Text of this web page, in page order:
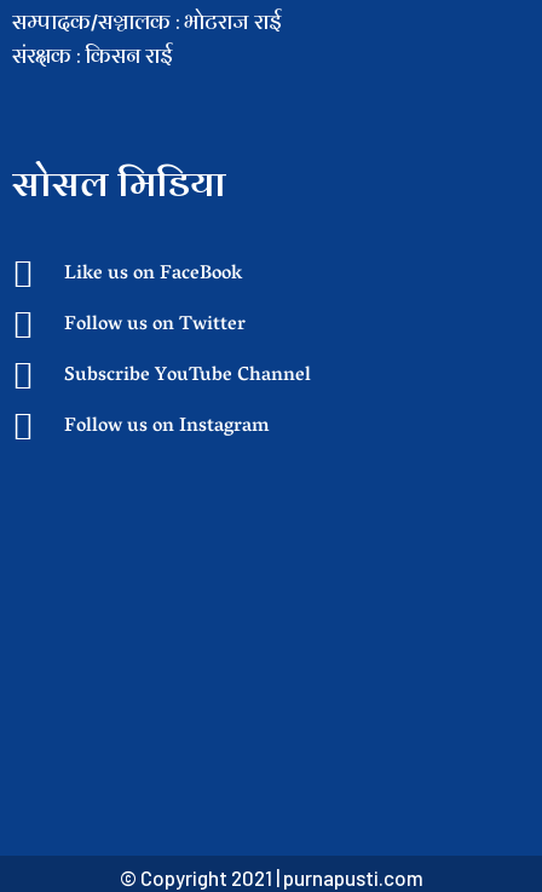
सम्पादक/सञ्चालक : भाेटराज राई
संरक्षक : किसन राई
सोसल मिडिया
Like us on FaceBook
Follow us on Twitter
Subscribe YouTube Channel
Follow us on Instagram
© Copyright 2021 | purnapusti.com